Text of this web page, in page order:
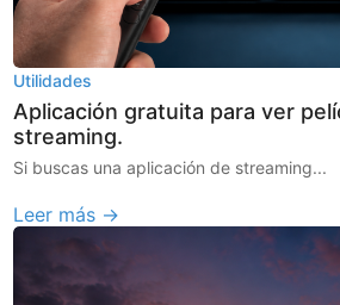
Utilidades
Aplicación gratuita para ver
streaming.
Si buscas una aplicación de streaming...
Leer más →